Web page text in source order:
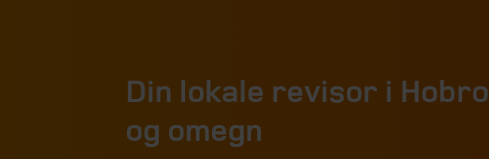
Din lokale revisor i Hobro
og omegn